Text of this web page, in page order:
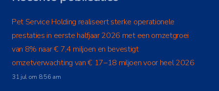
Pet Service Holding realiseert sterke operationele
prestaties in eerste halfjaar 2026 met een omzetgroei
van 8% naar € 7,4 miljoen en bevestigt
omzetverwachting van € 17–18 miljoen voor heel 2026
31 jul om 8:56 am